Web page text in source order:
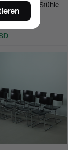
acht Stühle
1. Jul 2026